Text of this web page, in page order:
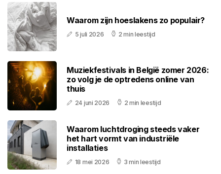
Waarom zijn hoeslakens zo populair?
5 juli 2026 2 min leestijd
Muziekfestivals in België zomer 2026:
zo volg je de optredens online van
thuis
24 juni 2026 2 min leestijd
Waarom luchtdroging steeds vaker
het hart vormt van industriële
installaties
18 mei 2026 3 min leestijd